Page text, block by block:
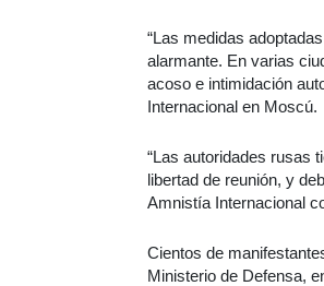
“Las medidas
alarmante. En varias
acoso e intimidación
Internacional en Moscú.
“Las autoridades rusas
libertad de reunión, y
Amnistía Internacional
Cientos de
Ministerio de Defensa,